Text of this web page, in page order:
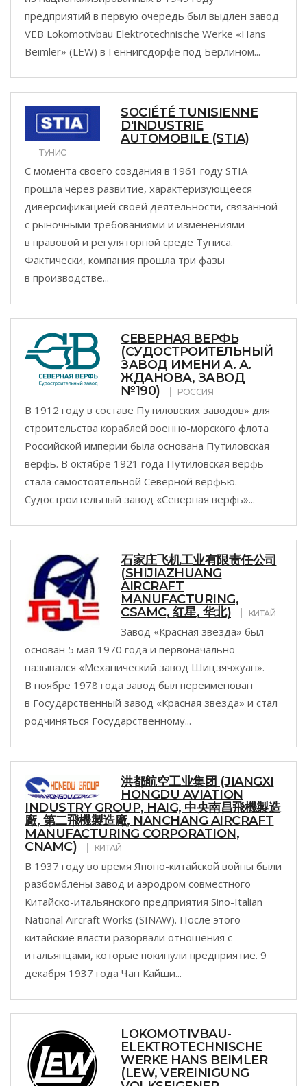
предприятий в первую очередь был выдлен завод
VEB Lokomotivbau Elektrotechnische Werke «Hans
Beimler» (LEW) в Геннигсдорфе под Берлином...
SOCIÉTÉ TUNISIENNE
D'INDUSTRIE
AUTOMOBILE (STIA)
ТУНИС
С момента своего создания в 1961 году STIA
прошла через развитие, характеризующееся
диверсификацией своей деятельности, связанной
с рыночными требованиями и изменениями
в правовой и регуляторной среде Туниса.
Фактически, компания прошла три фазы
в производстве...
СЕВЕРНАЯ ВЕРФЬ
(СУДОСТРОИТЕЛЬНЫЙ
ЗАВОД ИМЕНИ А. А.
ЖДАНОВА, ЗАВОД
№190)
РОССИЯ
В 1912 году в составе Путиловских заводов» для
строительства кораблей военно-морского флота
Российской империи была основана Путиловская
верфь. В октябре 1921 года Путиловская верфь
стала самостоятельной Северной верфью.
Судостроительный завод «Северная верфь»...
石家庄飞机工业有限责任公司
(SHIJIAZHUANG
AIRCRAFT
MANUFACTURING,
СSAMC, 红星, 华北)
КИТАЙ
Завод «Красная звезда» был
основан 5 мая 1970 года и первоначально
назывался «Механический завод Шицзячжуан».
В ноябре 1978 года завод был переименован
в Государственный завод «Красная звезда» и стал
родчиняться Государственному...
洪都航空工业集团 (JIANGXI
HONGDU AVIATION
INDUSTRY GROUP, HAIG, 中央南昌飛機製造
廠, 第二飛機製造廠, NANCHANG AIRCRAFT
MANUFACTURING CORPORATION,
CNAMC)
КИТАЙ
В 1937 году во время Японо-китайской войны были
разбомблены завод и аэродром совместного
Китайско-итальянского предприятия Sino-Italian
National Aircraft Works (SINAW). После этого
китайские власти разорвали отношения с
итальянцами, которые покинули предприятие. 9
декабря 1937 года Чан Кайши...
LOKOMOTIVBAU-
ELEKTROTECHNISCHE
WERKE HANS BEIMLER
(LEW, VEREINIGUNG